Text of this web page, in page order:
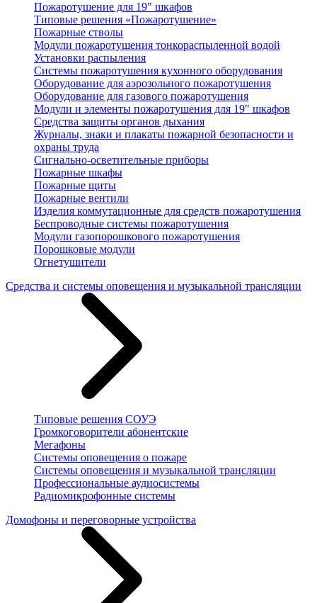
Пожаротушение для 19" шкафов
Типовые решения «Пожаротушение»
Пожарные стволы
Модули пожаротушения тонкораспыленной водой
Установки распыления
Системы пожаротушения кухонного оборудования
Оборудование для аэрозольного пожаротушения
Оборудование для газового пожаротушения
Модули и элементы пожаротушения для 19" шкафов
Средства защиты органов дыхания
Журналы, знаки и плакаты пожарной безопасности и
охраны труда
Сигнально-осветительные приборы
Пожарные шкафы
Пожарные щиты
Пожарные вентили
Изделия коммутационные для средств пожаротушения
Беспроводные системы пожаротушения
Модули газопорошкового пожаротушения
Порошковые модули
Огнетушители
Средства и системы оповещения и музыкальной трансляции
Типовые решения СОУЭ
Громкоговорители абонентские
Мегафоны
Системы оповещения о пожаре
Системы оповещения и музыкальной трансляции
Профессиональные аудиосистемы
Радиомикрофонные системы
Домофоны и переговорные устройства